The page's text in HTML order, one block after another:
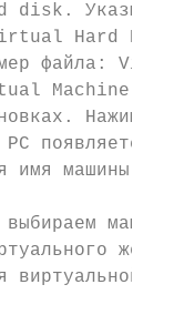
Hard
файла:
Machine
появляется
имя машины